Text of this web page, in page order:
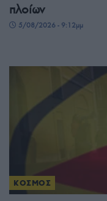
πλοίων
5/08/2026 - 9:12μμ
ΚΟΣΜΟΣ